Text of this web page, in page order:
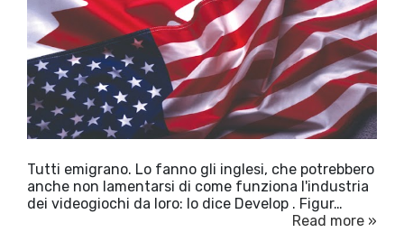
Tutti emigrano. Lo fanno gli inglesi, che potrebbero
anche non lamentarsi di come funziona l'industria
dei videogiochi da loro: lo dice Develop . Figur…
Read more »